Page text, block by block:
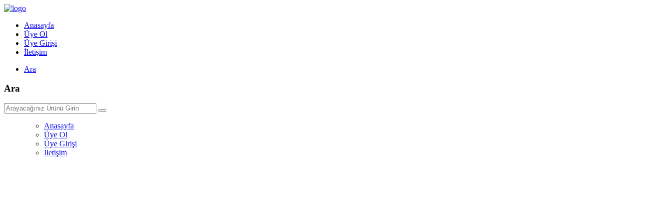
Anasayfa
Üye Ol
Üye Girişi
İletişim
Ara
Ara
Anasayfa
Üye Ol
Üye Girişi
İletişim